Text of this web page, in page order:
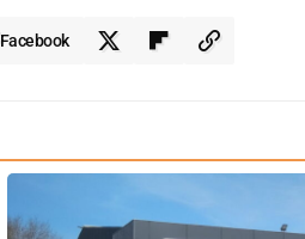
Facebook